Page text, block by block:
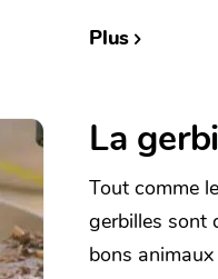
Plus
La
Tout comme
gerbilles sont
bons